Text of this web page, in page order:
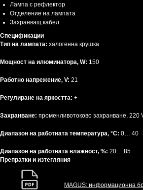
Лампа с рефлектор
Отделение на лампата
Захранващ кабел
Спецификации
Тип на лампата: халогенна крушка
Мощност на илюминатора, W: 150
Работно напрежение, V: 21
Регулиране на яркостта: +
Захранване: променливотоково захранване, 220
Диапазон на работната температура, °C: 0… 40
Диапазон на работната влажност, %: 20… 85
Препратки и изтегляния
MAGUS: информационна